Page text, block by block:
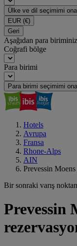
Ülke ve dil seçimimi
EUR (€)
Geri
Aşağıdan para
Coğrafi bölge
Para birimi
Para birimi seçimimi
Hotels
Avrupa
Fransa
Rhone-Alps
AIN
Prevessin Moens
Bir sonraki varış
Prevessin